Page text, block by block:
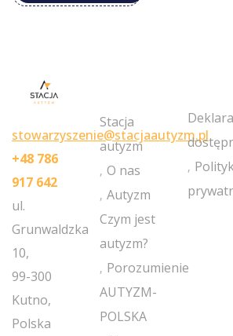
stowarzyszenie@stacjaautyzm.pl
+48 786
917 642
ul.
Grunwaldzka
10,
99-300
Kutno,
Polska
Stacja
autyzm
O nas
Autyzm
Czym jest
autyzm?
Porozumienie
AUTYZM-
POLSKA